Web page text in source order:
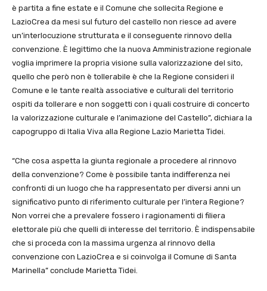
è partita a fine estate e il Comune che sollecita Regione e
LazioCrea da mesi sul futuro del castello non riesce ad avere
un’interlocuzione strutturata e il conseguente rinnovo della
convenzione. È legittimo che la nuova Amministrazione regionale
voglia imprimere la propria visione sulla valorizzazione del sito,
quello che però non è tollerabile è che la Regione consideri il
Comune e le tante realtà associative e culturali del territorio
ospiti da tollerare e non soggetti con i quali costruire di concerto
la valorizzazione culturale e l’animazione del Castello”, dichiara la
capogruppo di Italia Viva alla Regione Lazio Marietta Tidei.
“Che cosa aspetta la giunta regionale a procedere al rinnovo
della convenzione? Come è possibile tanta indifferenza nei
confronti di un luogo che ha rappresentato per diversi anni un
significativo punto di riferimento culturale per l’intera Regione?
Non vorrei che a prevalere fossero i ragionamenti di filiera
elettorale più che quelli di interesse del territorio. È indispensabile
che si proceda con la massima urgenza al rinnovo della
convenzione con LazioCrea e si coinvolga il Comune di Santa
Marinella” conclude Marietta Tidei.